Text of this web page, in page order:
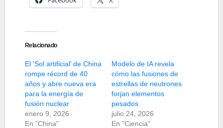
Relacionado
El ‘Sol artificial’ de China
rompe récord de 40
años y abre nueva era
para la energía de
fusión nuclear
enero 9, 2026
En "China"
Modelo de IA revela
cómo las fusiones de
estrellas de neutrones
forjan elementos
pesados
julio 24, 2026
En "Ciencia"